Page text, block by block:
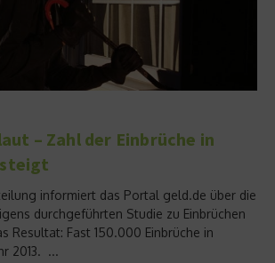
– Zahl der Einbrüche in
informiert das Portal geld.de über die
durchgeführten Studie zu Einbrüchen
Resultat: Fast 150.000 Einbrüche in
2013. ...